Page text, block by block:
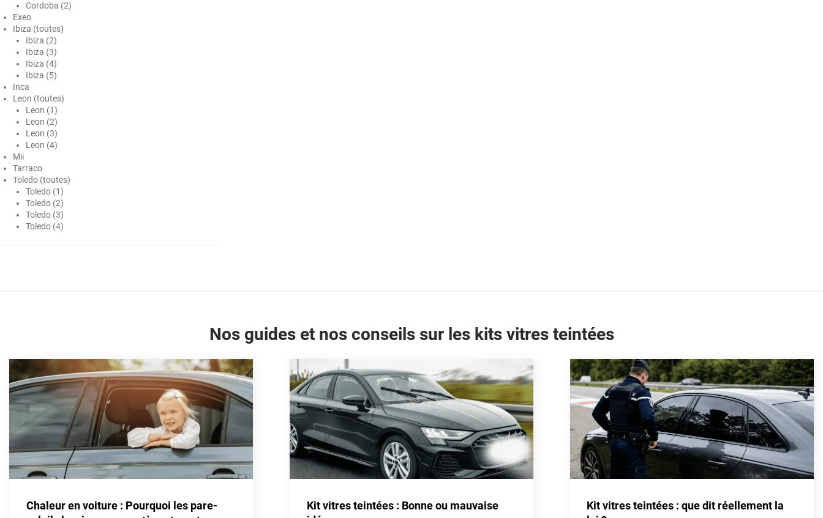
Foton
Gac
Geely
Genesis
Geo
Gmc
Grecav
Gwm
Holden
Isuzu
Iveco
Jaecoo
Jeep
Kandi
Cordoba (2)
Exeo
Ibiza (toutes)
Ibiza (2)
Ibiza (3)
Ibiza (4)
Ibiza (5)
Inca
Leon (toutes)
Leon (1)
Leon (2)
Leon (3)
Leon (4)
Mii
Tarraco
Toledo (toutes)
Toledo (1)
Toledo (2)
Toledo (3)
Toledo (4)
Nos guides et nos conseils sur les kits vitres teintées
Chaleur en voiture : Pourquoi les pare-
Kit vitres teintées : Bonne ou mauvaise
Kit vitres teintées : que dit réellement la